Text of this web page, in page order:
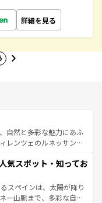
詳細を見る
自然と多彩な魅力にあふ
レンツェのルネッサンス
景やアマルフィ海岸の絶
観光の合間には、本場の
ア料理を堪能することも
で、すべての瞬間を楽し
気スポット・知ってお
スペインは、太陽が降り
ー山脈まで、多彩な自然